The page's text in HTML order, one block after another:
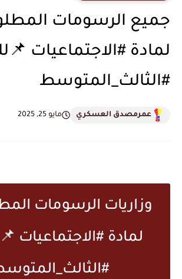
جميع الرسومات
لمادة #الاجتماعيات
#الثالث_المتوسط
عمرمصدق العسكري مايو 25, 2025
وزاريات الرسومات
لمادة #الاجتماعيات